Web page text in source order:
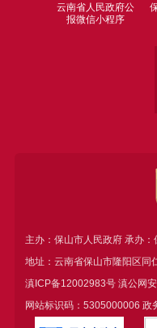
云南省人民政府公
报微信小程序
主办：保山市人民政府 承办
地址：云南省保山市隆阳区同
滇ICP备12002983号滇公网
网站标识码：5305000006 政